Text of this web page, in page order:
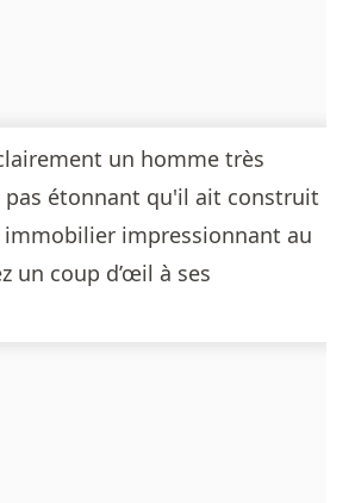
un homme très
pas étonnant qu'il ait construit
impressionnant au
un coup d’œil à ses